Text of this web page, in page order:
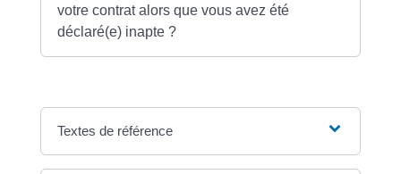
votre contrat alors que vous avez été
déclaré(e) inapte ?
Textes de référence